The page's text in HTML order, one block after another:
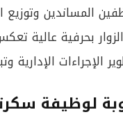
المساندين
بحرفية عالية
الإجراءات الإدارية
لوظيفة